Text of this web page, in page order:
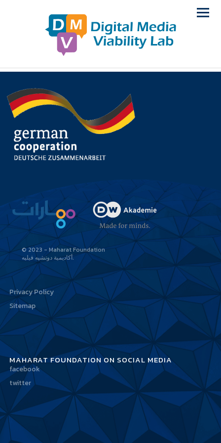
© 2023 - Maharat Foundation
أكاديمية دوتشيه فيليه
Privacy Policy
Sitemap
MAHARAT FOUNDATION ON SOCIAL MEDIA
facebook
twitter